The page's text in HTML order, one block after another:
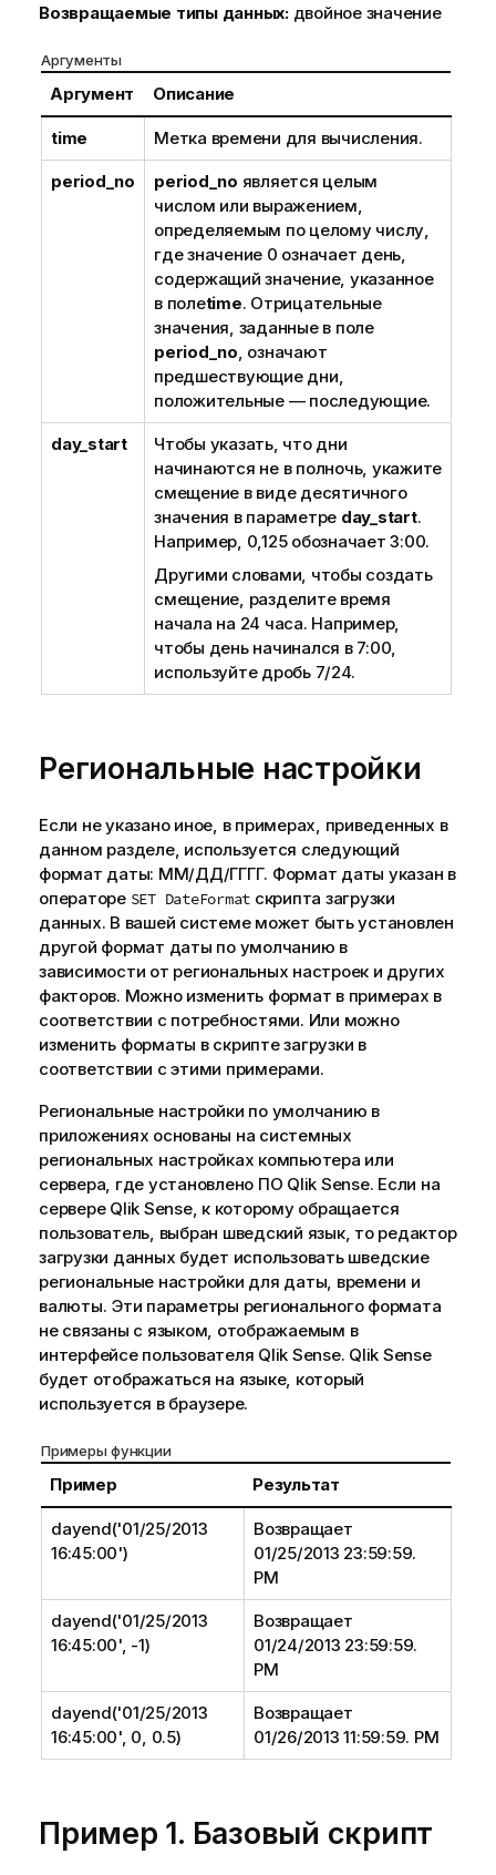
Возвращаемые типы данных: двойное значение
Аргументы
Аргумент Описание
time Метка времени для вычисления.
period_no period_no является целым
числом или выражением,
определяемым по целому числу,
где значение 0 означает день,
содержащий значение, указанное
в полеtime. Отрицательные
значения, заданные в поле
period_no, означают
предшествующие дни,
положительные — последующие.
day_start
Чтобы указать, что дни
начинаются не в полночь, укажите
смещение в виде десятичного
значения в параметре day_start.
Например, 0,125 обозначает 3:00.
Другими словами, чтобы создать
смещение, разделите время
начала на 24 часа. Например,
чтобы день начинался в 7:00,
используйте дробь 7/24.
Региональные настройки
Если не указано иное, в примерах, приведенных в
данном разделе, используется следующий
формат даты: ММ/ДД/ГГГГ. Формат даты указан в
операторе SET DateFormat скрипта загрузки
данных. В вашей системе может быть установлен
другой формат даты по умолчанию в
зависимости от региональных настроек и других
факторов. Можно изменить формат в примерах в
соответствии с потребностями. Или можно
изменить форматы в скрипте загрузки в
соответствии с этими примерами.
Региональные настройки по умолчанию в
приложениях основаны на системных
региональных настройках компьютера или
сервера, где установлено ПО Qlik Sense. Если на
сервере Qlik Sense, к которому обращается
пользователь, выбран шведский язык, то редактор
загрузки данных будет использовать шведские
региональные настройки для даты, времени и
валюты. Эти параметры регионального формата
не связаны с языком, отображаемым в
интерфейсе пользователя Qlik Sense. Qlik Sense
будет отображаться на языке, который
используется в браузере.
Примеры функции
Пример Результат
dayend('01/25/2013
16:45:00')
Возвращает
01/25/2013 23:59:59.
PM
dayend('01/25/2013
16:45:00', -1)
Возвращает
01/24/2013 23:59:59.
PM
dayend('01/25/2013
16:45:00', 0, 0.5)
Возвращает
01/26/2013 11:59:59. PM
Пример 1. Базовый скрипт